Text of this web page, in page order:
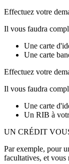
Effectuez votre
Il vous faudra
Une carte
Une carte
Effectuez votre
Il vous faudra
Une carte
Un RIB à
UN CRÉDIT
Par exemple, pour
facultatives, et vous